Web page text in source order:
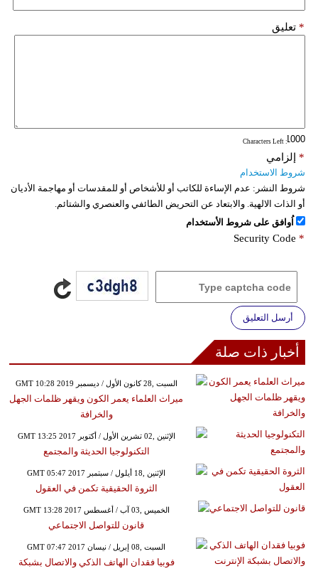
تعليق *
: Characters Left
إلزامي *
شروط الاستخدام
شروط النشر: عدم الإساءة للكاتب أو للأشخاص أو للمقدسات أو مهاجمة الأديان
أو الذات الالهية. والابتعاد عن التحريض الطائفي والعنصري والشتائم.
اُوافق على شروط الأستخدام
Security Code *
أرسل التعليق
أخبار ذات صلة
GMT 10:28 2019 السبت ,28 كانون الأول / ديسمبر
ميراث العلماء يعمر الكون ويقهر ظلمات الجهل
والخرافة
GMT 13:25 2017 الإثنين ,02 تشرين الأول / أكتوبر
التكنولوجيا الحديثة والمجتمع
GMT 05:47 2017 الإثنين ,18 أيلول / سبتمبر
الثروة الحقيقية تكمن في العقول
GMT 13:28 2017 الخميس ,03 آب / أغسطس
قانون للتواصل الاجتماعي
GMT 07:47 2017 السبت ,08 إبريل / نيسان
فوبيا فقدان الهاتف الذكي والاتصال بشبكة